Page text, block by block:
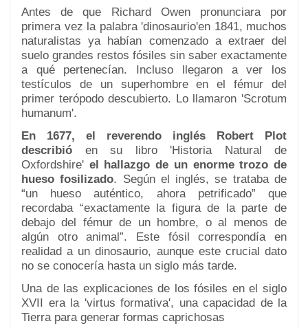
Antes de que Richard Owen pronunciara por
primera vez la palabra 'dinosaurio'en 1841, muchos
naturalistas ya habían comenzado a extraer del
suelo grandes restos fósiles sin saber exactamente
a qué pertenecían. Incluso llegaron a ver los
testículos de un superhombre en el fémur del
primer terópodo descubierto. Lo llamaron 'Scrotum
humanum'.
En 1677, el reverendo inglés Robert Plot
describió en su libro 'Historia Natural de
Oxfordshire' el hallazgo de un enorme trozo de
hueso fosilizado. Según el inglés, se trataba de
“un hueso auténtico, ahora petrificado” que
recordaba “exactamente la figura de la parte de
debajo del fémur de un hombre, o al menos de
algún otro animal”. Este fósil correspondía en
realidad a un dinosaurio, aunque este crucial dato
no se conocería hasta un siglo más tarde.
Una de las explicaciones de los fósiles en el siglo
XVII era la 'virtus formativa', una capacidad de la
Tierra para generar formas caprichosas